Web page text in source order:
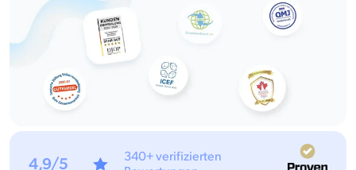
4,9/5
340+ verifizierten